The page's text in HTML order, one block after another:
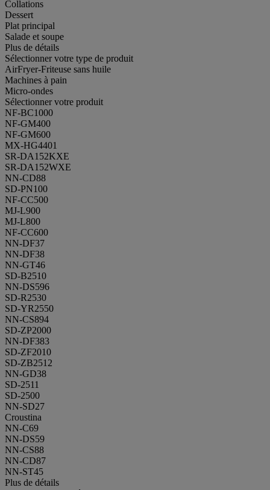
Collations
Dessert
Plat principal
Salade et soupe
Plus de détails
Sélectionner votre type de produit
AirFryer-Friteuse sans huile
Machines à pain
Micro-ondes
Sélectionner votre produit
NF-BC1000
NF-GM400
NF-GM600
MX-HG4401
SR-DA152KXE
SR-DA152WXE
NN-CD88
SD-PN100
NF-CC500
MJ-L900
MJ-L800
NF-CC600
NN-DF37
NN-DF38
NN-GT46
SD-B2510
NN-DS596
SD-R2530
SD-YR2550
NN-CS894
SD-ZP2000
NN-DF383
SD-ZF2010
SD-ZB2512
NN-GD38
SD-2511
SD-2500
NN-SD27
Croustina
NN-C69
NN-DS59
NN-CS88
NN-CD87
NN-ST45
Plus de détails